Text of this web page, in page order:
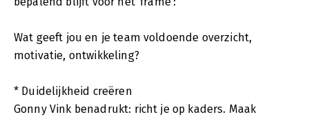
Wat geeft jou en je team voldoende overzicht,
motivatie, ontwikkeling?
* Duidelijkheid creëren
Gonny Vink benadrukt: richt je op kaders. Maak